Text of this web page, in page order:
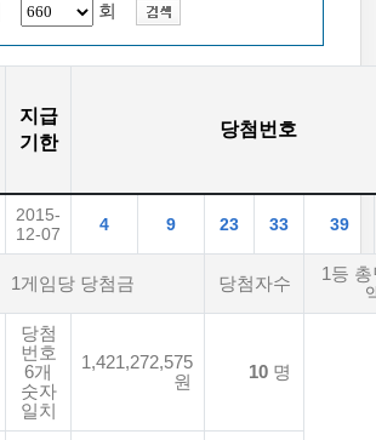
회
지급
기한
당첨번호
2015-
12-07
4 9 23 33 39
1게임당 당첨금 당첨자수
1등
당첨
번호
6개
숫자
일치
1,421,272,575
원
10 명